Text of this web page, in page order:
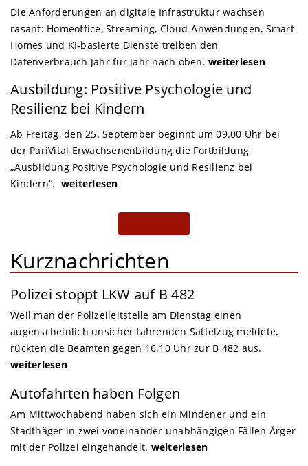
Die Anforderungen an digitale Infrastruktur wachsen
rasant: Homeoffice, Streaming, Cloud-Anwendungen, Smart
Homes und KI-basierte Dienste treiben den
Datenverbrauch Jahr für Jahr nach oben. weiterlesen
Lübbecke
Ausbildung: Positive Psychologie und
Resilienz bei Kindern
Ab Freitag, den 25. September beginnt um 09.00 Uhr bei
der PariVital Erwachsenenbildung die Fortbildung
„Ausbildung Positive Psychologie und Resilienz bei
Kindern“. weiterlesen
Kurznachrichten
Polizei stoppt LKW auf B 482
Weil man der Polizeileitstelle am Dienstag einen
augenscheinlich unsicher fahrenden Sattelzug meldete,
rückten die Beamten gegen 16.10 Uhr zur B 482 aus.
weiterlesen
Autofahrten haben Folgen
Am Mittwochabend haben sich ein Mindener und ein
Stadthäger in zwei voneinander unabhängigen Fällen Ärger
mit der Polizei eingehandelt. weiterlesen